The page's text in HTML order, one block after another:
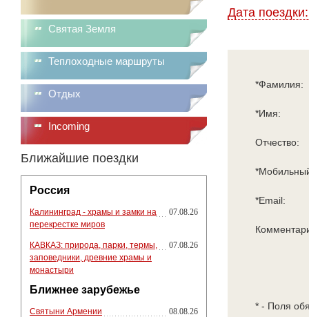
Святая Земля
Теплоходные маршруты
Отдых
Incoming
Ближайшие поездки
Россия
Калининград - храмы и замки на
перекрестке миров
07.08.26
КАВКАЗ: природа, парки, термы,
заповедники, древние храмы и
монастыри
07.08.26
Ближнее зарубежье
Святыни Армении 08.08.26
Дата
*Фамилия:
*Имя:
Отчество:
*Email:
* - Поля